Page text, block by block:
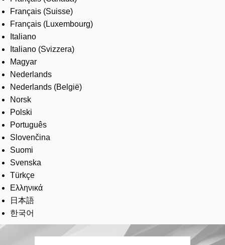
Français (Suisse)
Français (Luxembourg)
Italiano
Italiano (Svizzera)
Magyar
Nederlands
Nederlands (België)
Norsk
Polski
Português
Slovenčina
Suomi
Svenska
Türkçe
Ελληνικά
日本語
한국어